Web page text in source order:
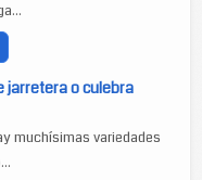
jarretera o culebra
muchísimas variedades